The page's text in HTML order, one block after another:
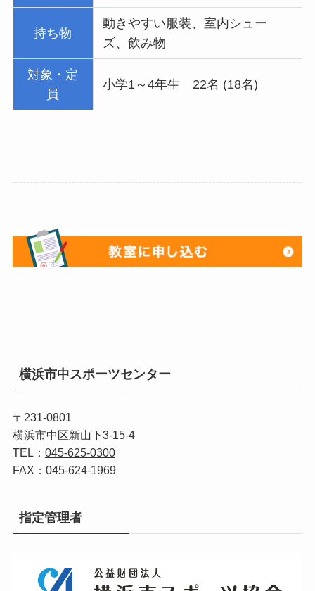
持ち物
動きやすい服装、室内シュー
ズ、飲み物
対象・定
員
小学1～4年生 22名 (18名)
横浜市中スポーツセンター
〒231-0801
横浜市中区新山下3-15-4
TEL： 045-625-0300
FAX：045-624-1969
指定管理者